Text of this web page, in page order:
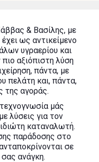
& Βασίλης, με
ως αντικείμενο
υγραερίου και
αξιόπιστη λύση
πάντα, με
πελάτη και, πάντα,
της αγοράς.
μάς
λύσεις για τον
καταναλωτή.
παράδοσης στο
σε
ανάγκη.